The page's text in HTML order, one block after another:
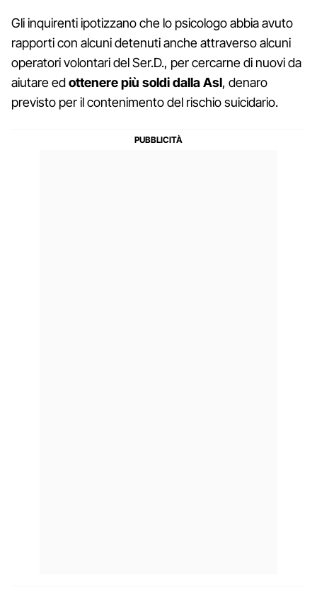
Gli inquirenti ipotizzano che lo psicologo abbia avuto
rapporti con alcuni detenuti anche attraverso alcuni
operatori volontari del Ser.D., per cercarne di nuovi da
aiutare edottenere più soldi dalla Asl, denaro
previsto per il contenimento del rischio suicidario.